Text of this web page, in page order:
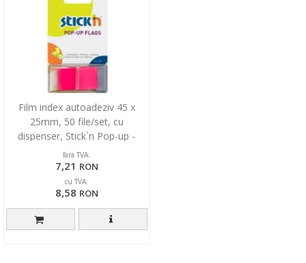
Film index autoadeziv 45 x
25mm, 50 file/set, cu
dispenser, Stick`n Pop-up -
magenta
fara TVA:
7,21 RON
cu TVA:
8,58 RON